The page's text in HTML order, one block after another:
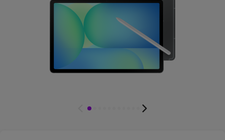
Minun Telia Yrityksille